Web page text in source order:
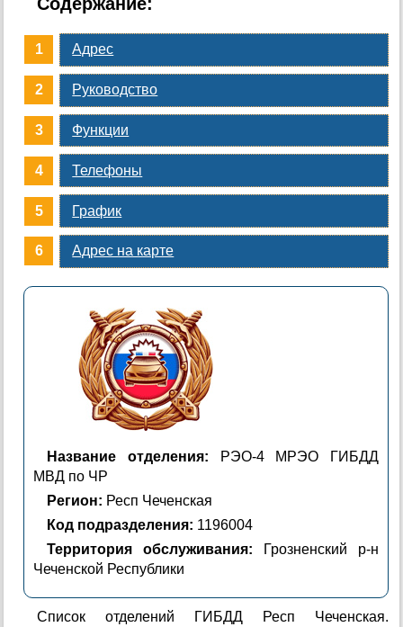
Адрес
Руководство
Функции
Телефоны
График
Адрес на карте
Название отделения: РЭО-4 МРЭО ГИБДД
МВД по ЧР
Регион: Респ Чеченская
Код подразделения: 1196004
Территория обслуживания: Грозненский р-н
Чеченской Республики
Список отделений ГИБДД Респ Чеченская.